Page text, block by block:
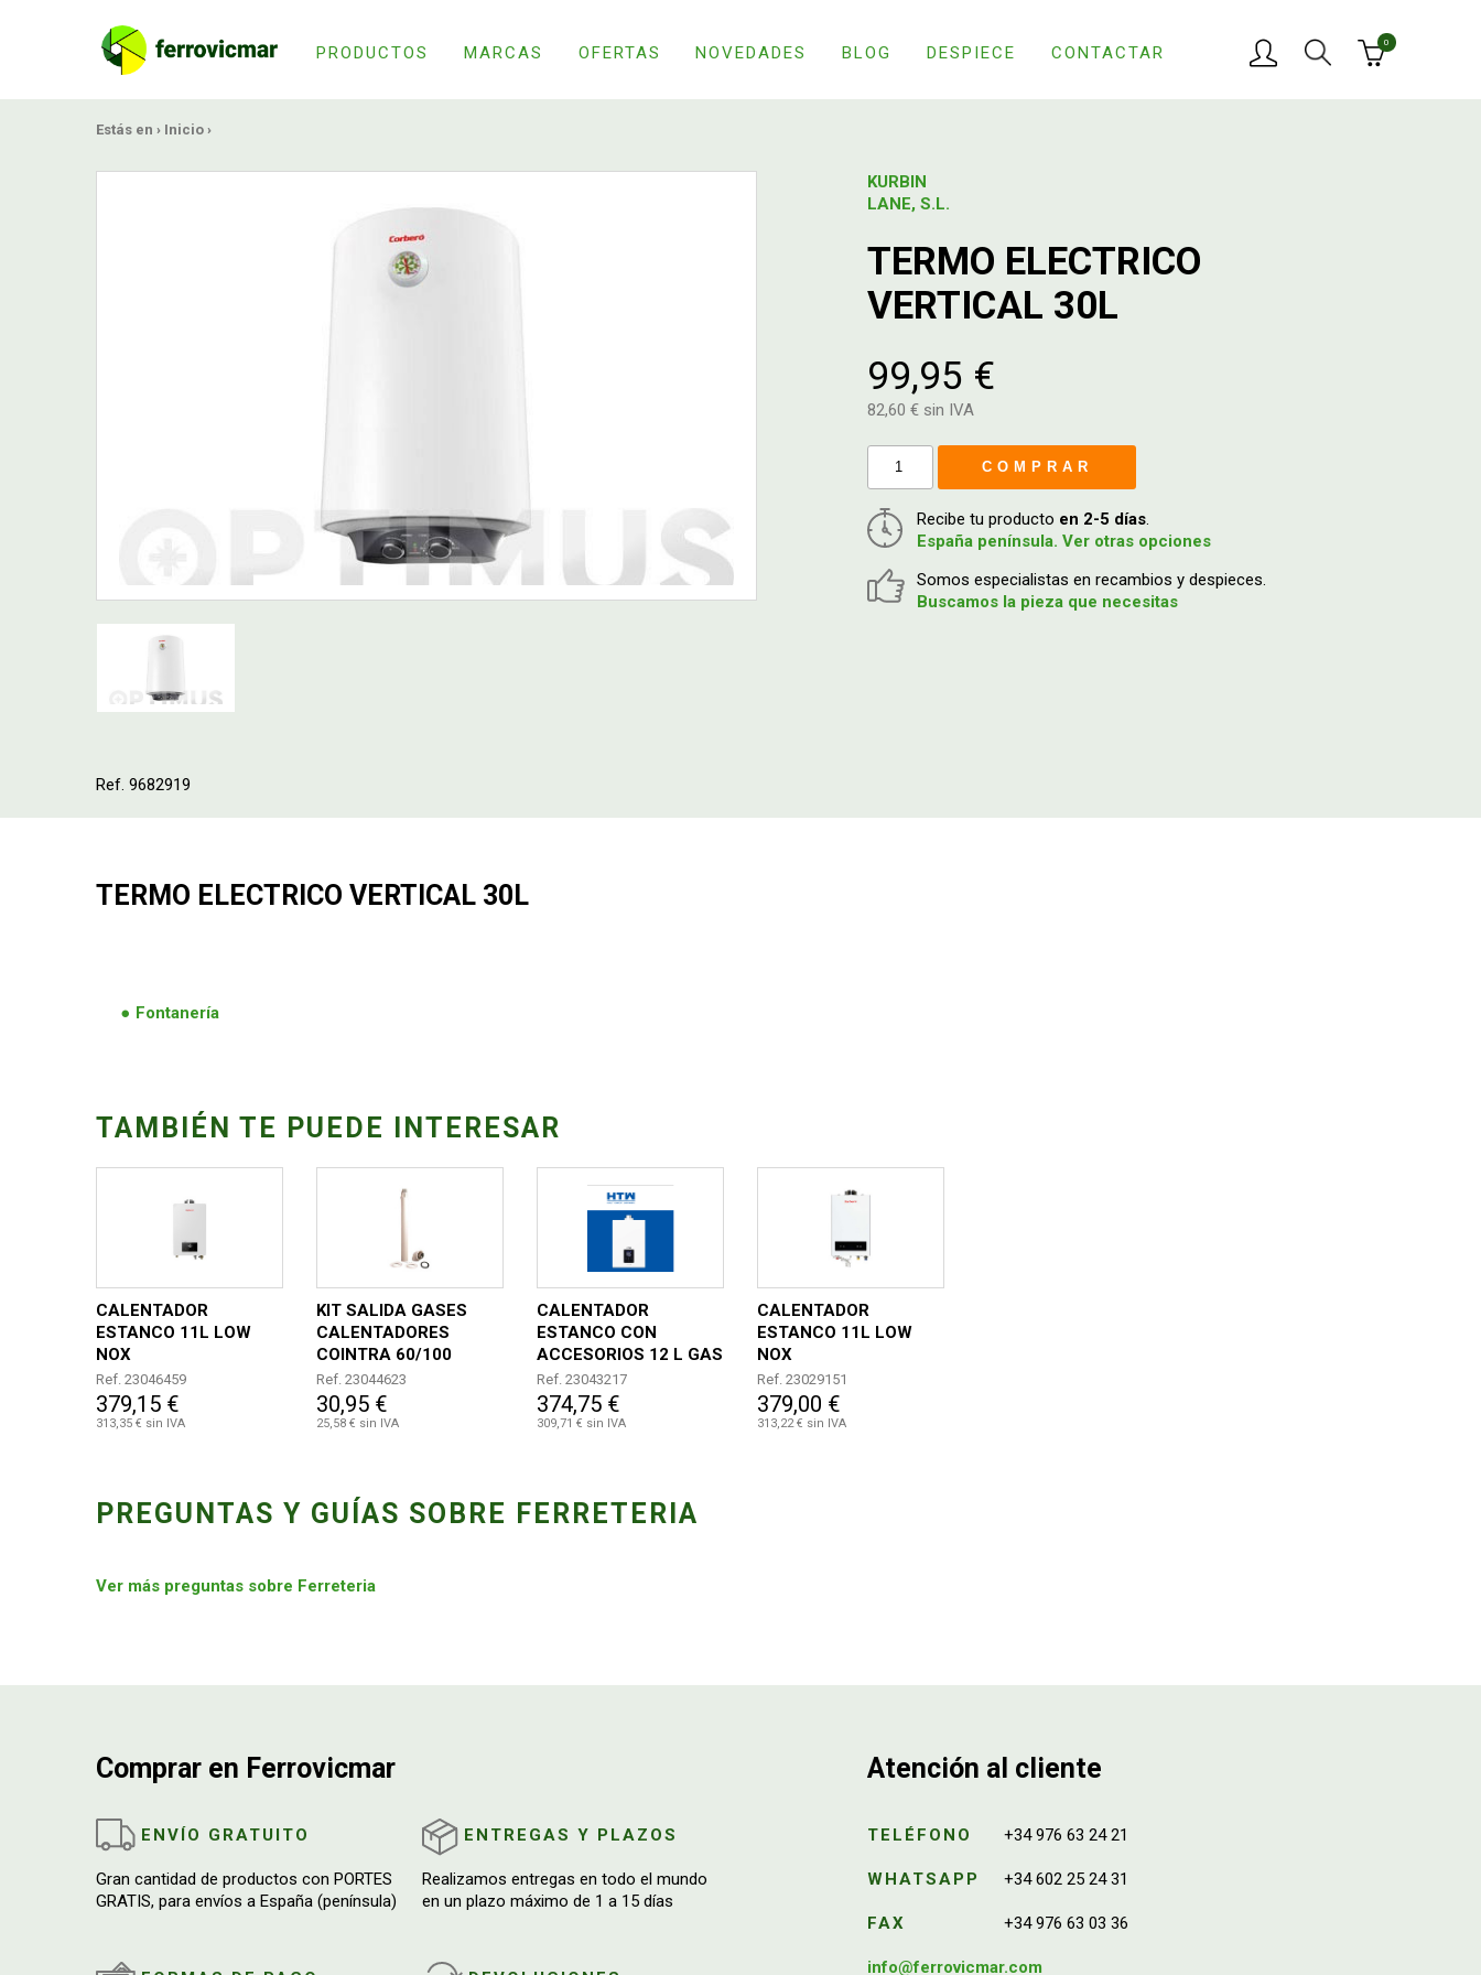
PRODUCTOS MARCAS OFERTAS NOVEDADES BLOG DESPIECE CONTACTAR
0
Estás en › Inicio ›
Ref. 9682919
KURBIN
LANE, S.L.
TERMO ELECTRICO
VERTICAL 30L
99,95 €
82,60 € sin IVA
COMPRAR
Recibe tu producto en 2-5 días.
España península. Ver otras opciones
Somos especialistas en recambios y despieces.
Buscamos la pieza que necesitas
TERMO ELECTRICO VERTICAL 30L
Fontanería
TAMBIÉN TE PUEDE INTERESAR
CALENTADOR
ESTANCO 11L LOW
NOX
BUTANO/PROPANO
Ref. 23046459
379,15 €
313,35 € sin IVA
KIT SALIDA GASES
CALENTADORES
COINTRA 60/100
Ref. 23044623
30,95 €
25,58 € sin IVA
CALENTADOR
ESTANCO CON
ACCESORIOS 12 L GAS
NATURAL G20
Ref. 23043217
374,75 €
309,71 € sin IVA
CALENTADOR
ESTANCO 11L LOW
NOX
BUTANO/PROPANO
Ref. 23029151
379,00 €
313,22 € sin IVA
PREGUNTAS Y GUÍAS SOBRE FERRETERIA
Ver más preguntas sobre Ferreteria
Comprar en Ferrovicmar
ENVÍO GRATUITO
Gran cantidad de productos con PORTES
GRATIS, para envíos a España (península)
ENTREGAS Y PLAZOS
Realizamos entregas en todo el mundo
en un plazo máximo de 1 a 15 días
Atención al cliente
TELÉFONO +34 976 63 24 21
WHATSAPP +34 602 25 24 31
FAX +34 976 63 03 36
info@ferrovicmar.com